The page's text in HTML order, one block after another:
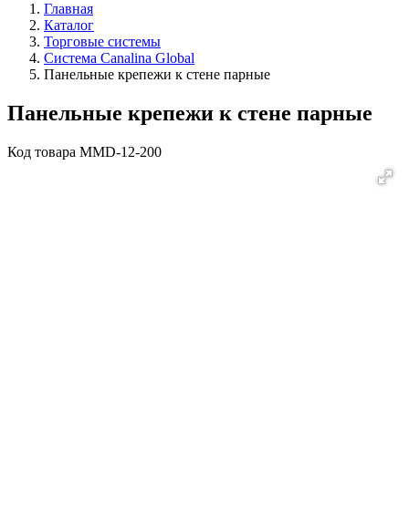
Главная
Каталог
Торговые системы
Система Canalina Global
Панельные крепежи к стене парные
Панельные крепежи к стене парные
Код товара MMD-12-200